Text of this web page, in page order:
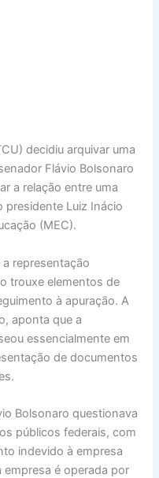
decidiu arquivar uma
Flávio Bolsonaro
a relação entre uma
presidente Luiz Inácio
(MEC).
representação
trouxe elementos de
à apuração. A
aponta que a
essencialmente em
de documentos
Bolsonaro questionava
públicos federais, com
indevido à empresa
empresa é operada por